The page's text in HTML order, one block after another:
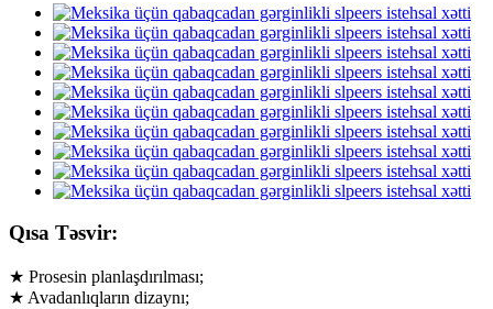
Qısa Təsvir:
★ Prosesin planlaşdırılması;
★ Avadanlıqların dizaynı;